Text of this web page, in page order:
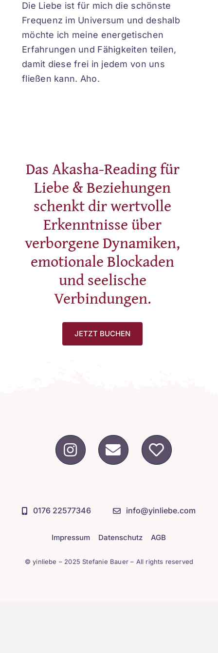
Die Liebe ist für mich die schönste
Frequenz im Universum und deshalb
möchte ich meine energetischen
Erfahrungen und Fähigkeiten teilen,
damit diese frei in jedem von uns
fließen kann. Aho.
Das Akasha-Reading für
Liebe & Beziehungen
schenkt dir wertvolle
Erkenntnisse über
verborgene Dynamiken,
emotionale Blockaden
und seelische
Verbindungen.
JETZT BUCHEN
0176 22577346 info@yinliebe.com
Impressum Datenschutz AGB
© yinliebe – 2025 Stefanie Bauer – All rights reserved